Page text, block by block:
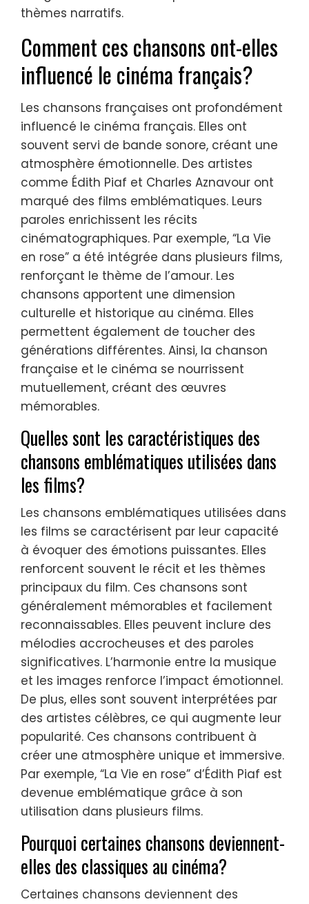
thèmes narratifs.
Comment ces chansons ont-elles
influencé le cinéma français?
Les chansons françaises ont profondément
influencé le cinéma français. Elles ont
souvent servi de bande sonore, créant une
atmosphère émotionnelle. Des artistes
comme Édith Piaf et Charles Aznavour ont
marqué des films emblématiques. Leurs
paroles enrichissent les récits
cinématographiques. Par exemple, “La Vie
en rose” a été intégrée dans plusieurs films,
renforçant le thème de l’amour. Les
chansons apportent une dimension
culturelle et historique au cinéma. Elles
permettent également de toucher des
générations différentes. Ainsi, la chanson
française et le cinéma se nourrissent
mutuellement, créant des œuvres
mémorables.
Quelles sont les caractéristiques des
chansons emblématiques utilisées dans
les films?
Les chansons emblématiques utilisées dans
les films se caractérisent par leur capacité
à évoquer des émotions puissantes. Elles
renforcent souvent le récit et les thèmes
principaux du film. Ces chansons sont
généralement mémorables et facilement
reconnaissables. Elles peuvent inclure des
mélodies accrocheuses et des paroles
significatives. L’harmonie entre la musique
et les images renforce l’impact émotionnel.
De plus, elles sont souvent interprétées par
des artistes célèbres, ce qui augmente leur
popularité. Ces chansons contribuent à
créer une atmosphère unique et immersive.
Par exemple, “La Vie en rose” d’Édith Piaf est
devenue emblématique grâce à son
utilisation dans plusieurs films.
Pourquoi certaines chansons deviennent-
elles des classiques au cinéma?
Certaines chansons deviennent des